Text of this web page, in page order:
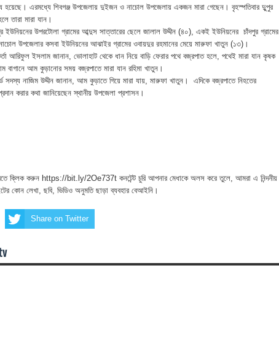
হয়েছে। এরমধ্যে শিবগঞ্জ উপজেলায় দুইজন ও নাচোল উপজেলায় একজন মারা গেছেন। বৃহস্পতিবার দুুপুর
তারা মারা যান।
ইউনিয়নের উপরটোলা গ্রামের আব্দুস সাত্তারের ছেলে জালাল উদ্দীন (৪০), একই ইউনিয়নের চাঁদপুর গ্রামের
উপজেলার কসবা ইউনিয়নের আঝাইর গ্রামের ওবায়দুর রহমানের মেয়ে মারুফা খাতুন (১৩)।
আরিফুল ইসলাম জানান, ভোলাহাট থেকে ধান নিয়ে বাড়ি ফেরার পথে বজ্রপাত হলে, পথেই মারা যান কৃষক
বাগানে আম কুড়ানোর সময় বজ্রপাতে মারা যান রহিমা খাতুন।
সদস্য নাজিম উদ্দীন জানান, আম কুড়াতে গিয়ে মারা যায়, মারুফা খাতুন। এদিকে বজ্রপাতে নিহতের
প্রদান করার কথা জানিয়েছেন স্থানীয় উপজেলা প্রশাসন।
ক্লিক করুন https://bit.ly/2Oe737t কনটেন্ট চুরি আপনার মেধাকে অলস করে তুলে, আমরা এ নিন্দনীয়
কোন লেখা, ছবি, ভিডিও অনুমতি ছাড়া ব্যবহার বেআইনি।
Share on Twitter